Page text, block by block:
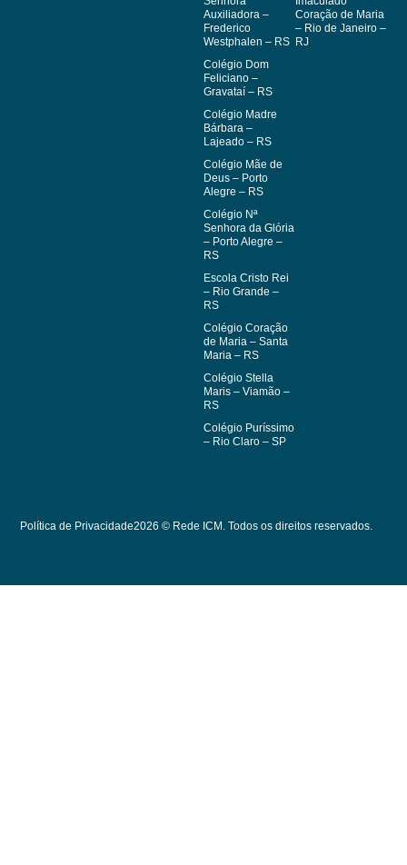
Auxiliadora –
Frederico
Westphalen – RS
Colégio Dom
Feliciano –
Gravataí – RS
Colégio Madre
Bárbara –
Lajeado – RS
Colégio Mãe de
Deus – Porto
Alegre – RS
Colégio Nª
Senhora da Glória
– Porto Alegre –
RS
Escola Cristo Rei
– Rio Grande –
RS
Colégio Coração
de Maria – Santa
Maria – RS
Colégio Stella
Maris – Viamão –
RS
Colégio Puríssimo
– Rio Claro – SP
Coração de Maria
– Rio de Janeiro –
RJ
Política de Privacidade2026 © Rede ICM. Todos os direitos reservados.